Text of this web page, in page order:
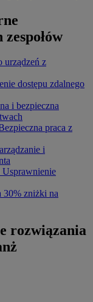
urządzeń z
dostępu zdalnego
i bezpieczna
praca z
i
Usprawnienie
30% zniżki na
rozwiązania